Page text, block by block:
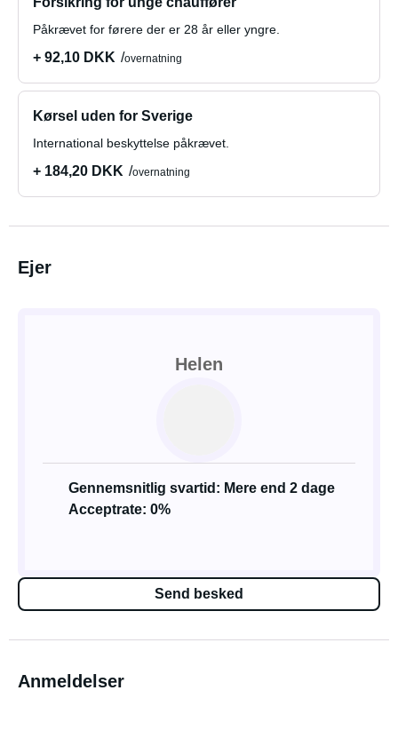
Påkrævet for førere der er 28 år eller yngre.
+ 92,10 DKK overnatning
Kørsel uden for Sverige
International beskyttelse påkrævet.
+ 184,20 DKK overnatning
Ejer
Helen
Gennemsnitlig svartid: Mere end 2 dage
Acceptrate: 0%
Send besked
Anmeldelser